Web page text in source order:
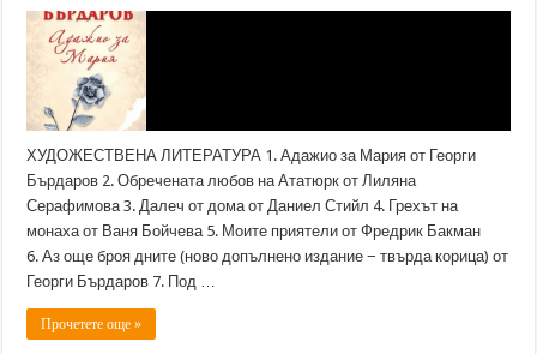
ХУДОЖЕСТВЕНА ЛИТЕРАТУРА 1. Адажио за Мария от Георги
Бърдаров 2. Обречената любов на Ататюрк от Лиляна
Серафимова 3. Далеч от дома от Даниел Стийл 4. Грехът на
монаха от Ваня Бойчева 5. Моите приятели от Фредрик Бакман
6. Аз още броя дните (ново допълнено издание − твърда корица) от
Георги Бърдаров 7. Под …
Прочетете още »